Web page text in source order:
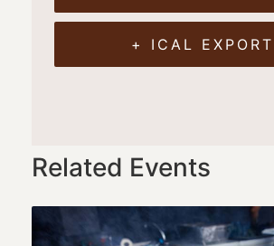
+ ICAL EXPORT
Related Events